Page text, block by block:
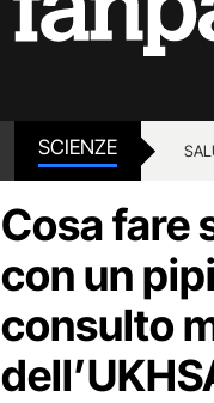
SCIENZE
Cosa fare
con un
consulto